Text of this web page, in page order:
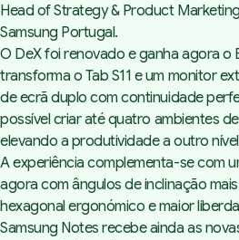
Head of Strategy & Product
Samsung Portugal.
O DeX foi renovado e ganha agora o
transforma o Tab S11 e um monitor
de ecrã duplo com continuidade
possível criar até quatro ambientes
elevando a produtividade a outro
A experiência complementa-se com
agora com ângulos de inclinação
hexagonal ergonómico e maior
Samsung Notes recebe ainda as